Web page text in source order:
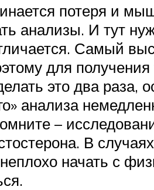
потеря и
анализы. И тут
Самый
для получения
это два
анализа
–
В
начать с